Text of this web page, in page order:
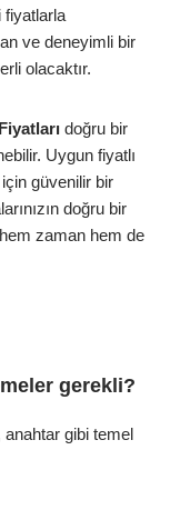
fiyatlarla
ve deneyimli bir
olacaktır.
doğru bir
Uygun fiyatlı
güvenilir bir
doğru bir
zaman hem de
gerekli?
anahtar gibi temel